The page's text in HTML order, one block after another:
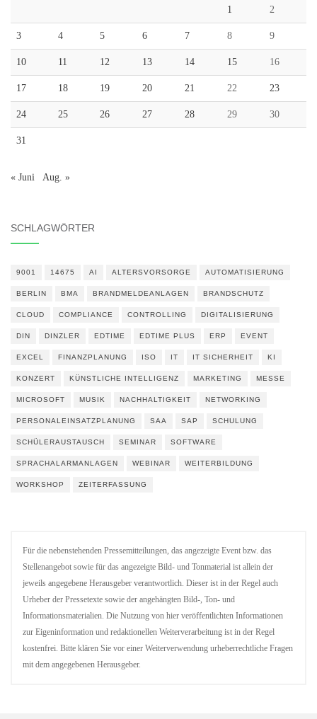
1 2
3 4 5 6 7 8 9
10 11 12 13 14 15 16
17 18 19 20 21 22 23
24 25 26 27 28 29 30
31
« Juni Aug. »
SCHLAGWÖRTER
9001 14675 AI ALTERSVORSORGE AUTOMATISIERUNG
BERLIN BMA BRANDMELDEANLAGEN BRANDSCHUTZ
CLOUD COMPLIANCE CONTROLLING DIGITALISIERUNG
DIN DINZLER EDTIME EDTIME PLUS ERP EVENT
EXCEL FINANZPLANUNG ISO IT IT SICHERHEIT KI
KONZERT KÜNSTLICHE INTELLIGENZ MARKETING MESSE
MICROSOFT MUSIK NACHHALTIGKEIT NETWORKING
PERSONALEINSATZPLANUNG SAA SAP SCHULUNG
SCHÜLERAUSTAUSCH SEMINAR SOFTWARE
SPRACHALARMANLAGEN WEBINAR WEITERBILDUNG
WORKSHOP ZEITERFASSUNG
Für die nebenstehenden Pressemitteilungen, das angezeigte Event bzw. das
Stellenangebot sowie für das angezeigte Bild- und Tonmaterial ist allein der
jeweils angegebene Herausgeber verantwortlich. Dieser ist in der Regel auch
Urheber der Pressetexte sowie der angehängten Bild-, Ton- und
Informationsmaterialien. Die Nutzung von hier veröffentlichten Informationen
zur Eigeninformation und redaktionellen Weiterverarbeitung ist in der Regel
kostenfrei. Bitte klären Sie vor einer Weiterverwendung urheberrechtliche Fragen
mit dem angegebenen Herausgeber.